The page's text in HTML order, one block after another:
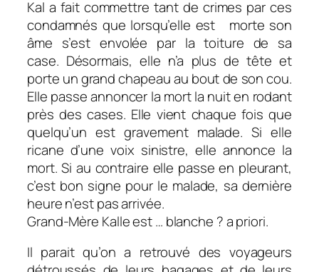
Kal a fait commettre tant de crimes par ces
condamnés que lorsqu’elle est morte son
âme s’est envolée par la toiture de sa
case. Désormais, elle n’a plus de tête et
porte un grand chapeau au bout de son cou.
Elle passe annoncer la mort la nuit en rodant
près des cases. Elle vient chaque fois que
quelqu’un est gravement malade. Si elle
ricane d’une voix sinistre, elle annonce la
mort. Si au contraire elle passe en pleurant,
c’est bon signe pour le malade, sa dernière
heure n’est pas arrivée.
Grand-Mère Kalle est … blanche ? a priori.
Il parait qu’on a retrouvé des voyageurs